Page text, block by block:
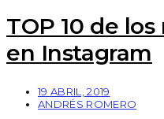
TOP 10 de
en Instagram
19 ABRIL, 2019
ANDRÉS ROMERO